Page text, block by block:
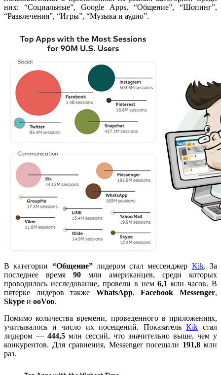
них: “Социальные”, Google Apps, “Общение”, “Шопинг”,
“Развлечения”, “Игры”, “Музыка и аудио”.
В категории “Общение”лидером стал мессенджер Kik. За
последнее время 90 млн американцев, среди которых
проводилось исследование, провели в нем6,1 млн часов. В
пятерке лидеров также WhatsApp, Facebook Messenger,
Skype и ooVoo.
Помимо количества времени, проведенного в приложениях,
учитывалось и число их посещений. ПоказательKik стал
лидером — 444,5 млн сессий, что значительно выше, чем у
конкурентов. Для сравнения, Messenger посещали 191,8 млн
раз.